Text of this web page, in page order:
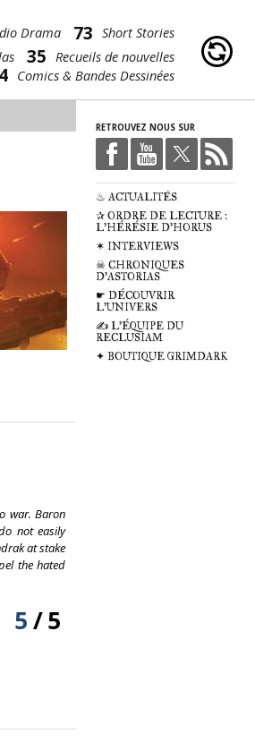
Drama 73 Short Stories
35 Recueils de nouvelles
4 Comics & Bandes Dessinées
RETROUVEZ NOUS SUR
♨ ACTUALITÉS
✰ ORDRE DE LECTURE :
L'HÉRÉSIE D'HORUS
✶ INTERVIEWS
☠ CHRONIQUES
D'ASTORIAS
☛ DÉCOUVRIR
L'UNIVERS
✍ L'ÉQUIPE DU
RECLUSIAM
✦ BOUTIQUE GRIMDARK
war. Baron
not easily
at stake
the hated
5/5